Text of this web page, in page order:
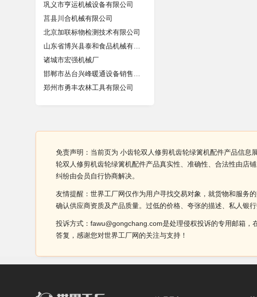
巩义市亨运机械设备有限公司
莒县川合机械有限公司
北京加联标物检测技术有限公司
诸城市宏强机械厂
郑州市勇丰农林工具有限公司
免责声明：当前页为 小齿轮双人修剪机齿轮绿篱机配件产品信
轮双人修剪机齿轮绿篱机配件产品真实性、准确性、合法性由店
纠纷由会员自行协商解决。
友情提醒：世界工厂网仅作为用户寻找交易对象，就货物和服务
确认供应商资质及产品质量。过低的价格、夸张的描述、私人银
投诉方式：fawu@gongchang.com是处理侵权投诉的专用邮箱
答复，感谢您对世界工厂网的关注与支持！